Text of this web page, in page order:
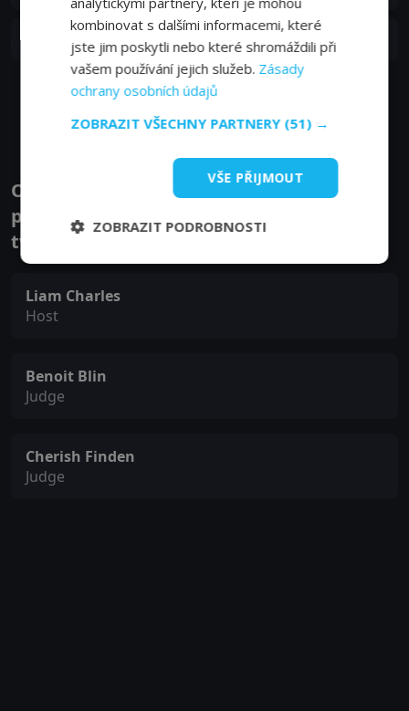
6. epizoda: 6. epizoda
30. 06. 2026
Zobrazit další epizody
Obsazení filmu nebo pořadu Mistrovské
pečení - Nejlepší z nejlepších - Herci a
tvůrci
Liam Charles
Host
Benoit Blin
Judge
Cherish Finden
Judge
kombinovat s dalšími informacemi, které
jste jim poskytli nebo které shromáždili při
vašem používání jejich služeb. Zásady
ochrany osobních údajů
ZOBRAZIT VŠECHNY PARTNERY (51) →
VŠE PŘIJMOUT
ZOBRAZIT PODROBNOSTI